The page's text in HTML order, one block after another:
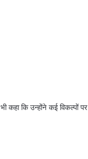
कहा कि उन्होंने कई विकल्पों पर